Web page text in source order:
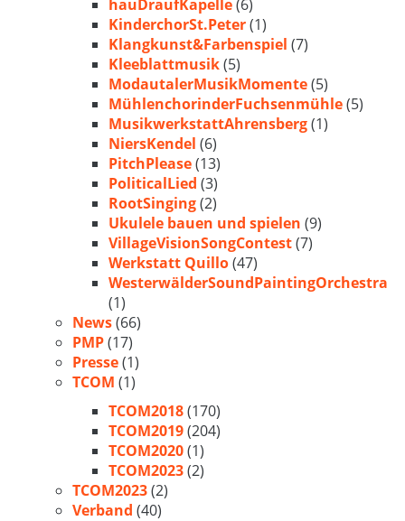
hauDraufKapelle(6)
KinderchorSt.Peter(1)
Klangkunst&Farbenspiel (7)
Kleeblattmusik(5)
ModautalerMusikMomente(5)
MühlenchorinderFuchsenmühle(5)
MusikwerkstattAhrensberg(1)
NiersKendel (6)
PitchPlease(13)
PoliticalLied (3)
RootSinging(2)
Ukulele bauen und spielen (9)
VillageVisionSongContest(7)
Werkstatt Quillo(47)
WesterwälderSoundPaintingOrchestra
(1)
News(66)
PMP(17)
Presse(1)
TCOM (1)
TCOM2018(170)
TCOM2019(204)
TCOM2020(1)
TCOM2023(2)
TCOM2023(2)
Verband (40)